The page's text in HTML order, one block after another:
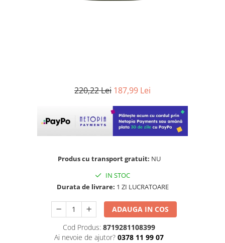
220,22 Lei 187,99 Lei
Produs cu transport gratuit: NU
IN STOC
Durata de livrare: 1 ZI LUCRATOARE
ADAUGA IN COS
Cod Produs: 8719281108399
Ai nevoie de ajutor? 0378 11 99 07